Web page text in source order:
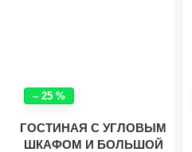
– 25 %
ГОСТИНАЯ С УГЛОВЫМ
ШКАФОМ И БОЛЬШОЙ